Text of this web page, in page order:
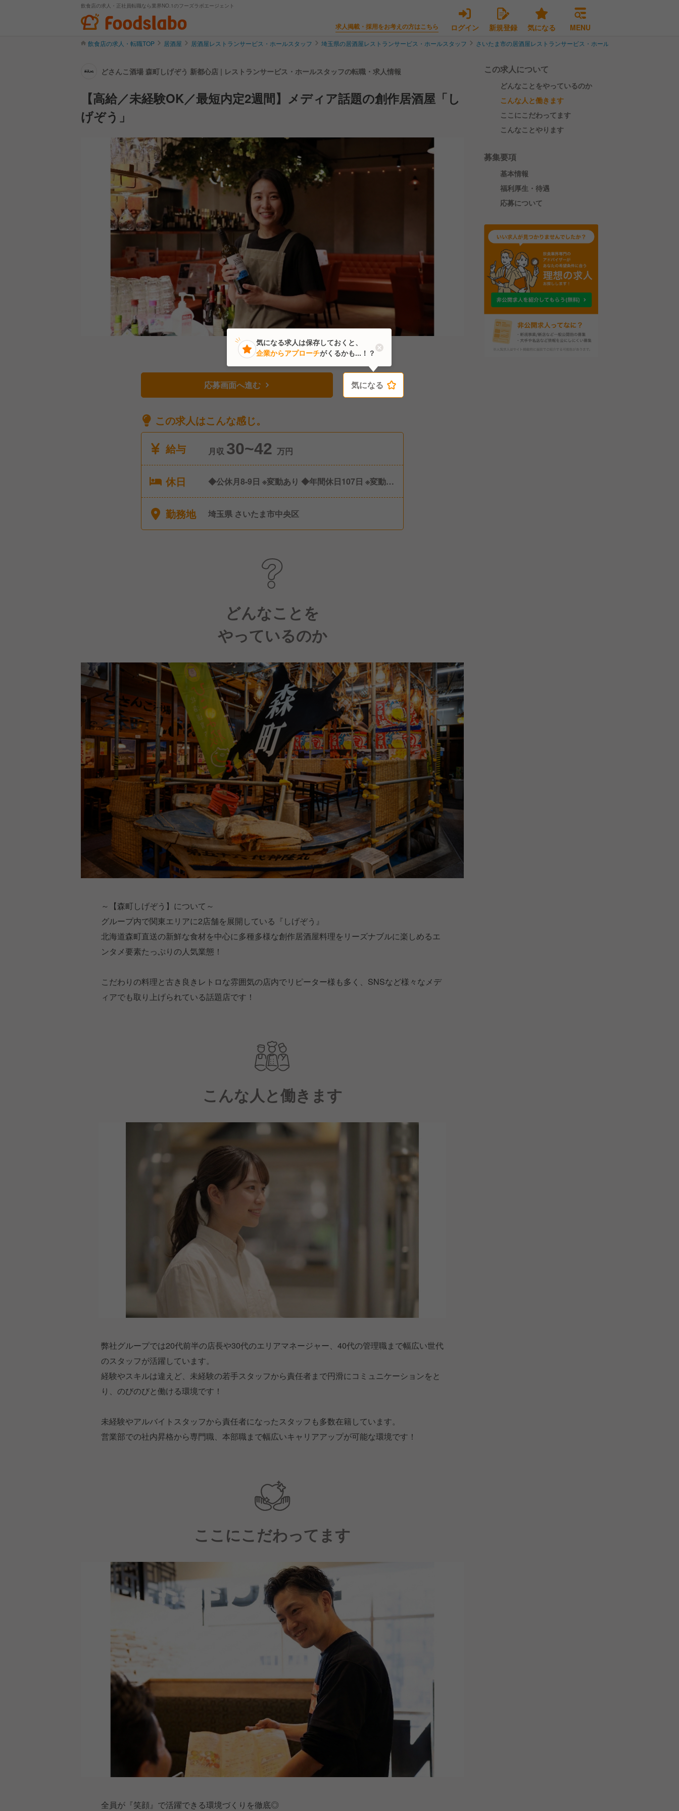
飲食店の求人・正社員転職なら業界NO.1のフーズラボエージェント
求人掲載・採用をお考えの方はこちら ログイン 新規登録 気になる MENU
飲食店の求人・転職TOP 居酒屋 居酒屋レストランサービス・ホールスタッフ 埼玉県の居酒屋レストランサービス・ホールスタッフ さいたま市の居酒屋レストランサービス・ホールスタッフ
どさんこ酒場 森町しげぞう 新都心店 | レストランサービス・ホールスタッフの転職・求人情報
【高給／未経験OK／最短内定2週間】メディア話題の創作居酒屋「し
げぞう」
応募画面へ進む 気になる
この求人はこんな感じ。
給与
月収 30~42 万円
休日
◆公休月8-9日 ※変動あり ◆年間休日107日 ※変動あ
勤務地 埼玉県 さいたま市中央区
どんなことを
やっているのか
～【森町しげぞう】について～
グループ内で関東エリアに2店舗を展開している『しげぞう』
北海道森町直送の新鮮な食材を中心に多種多様な創作居酒屋料理をリーズナブルに楽しめるエ
ンタメ要素たっぷりの人気業態！
こだわりの料理と古き良きレトロな雰囲気の店内でリピーター様も多く、SNSなど様々なメデ
ィアでも取り上げられている話題店です！
こんな人と働きます
弊社グループでは20代前半の店長や30代のエリアマネージャー、40代の管理職まで幅広い世代
のスタッフが活躍しています。
経験やスキルは違えど、未経験の若手スタッフから責任者まで円滑にコミュニケーションをと
り、のびのびと働ける環境です！
未経験やアルバイトスタッフから責任者になったスタッフも多数在籍しています。
営業部での社内昇格から専門職、本部職まで幅広いキャリアアップが可能な環境です！
ここにこだわってます
全員が『笑顔』で活躍できる環境づくりを徹底◎
この求人について
どんなことをやっているのか
こんな人と働きます
ここにこだわってます
こんなことやります
募集要項
基本情報
福利厚生・待遇
応募について
気になる
気になる求人は保存しておくと、
企業からアプローチがくるかも...！？